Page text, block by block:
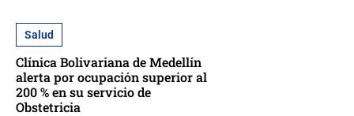
Salud
Clínica Bolivariana de Medellín
alerta por ocupación superior al
200 % en su servicio de
Obstetricia